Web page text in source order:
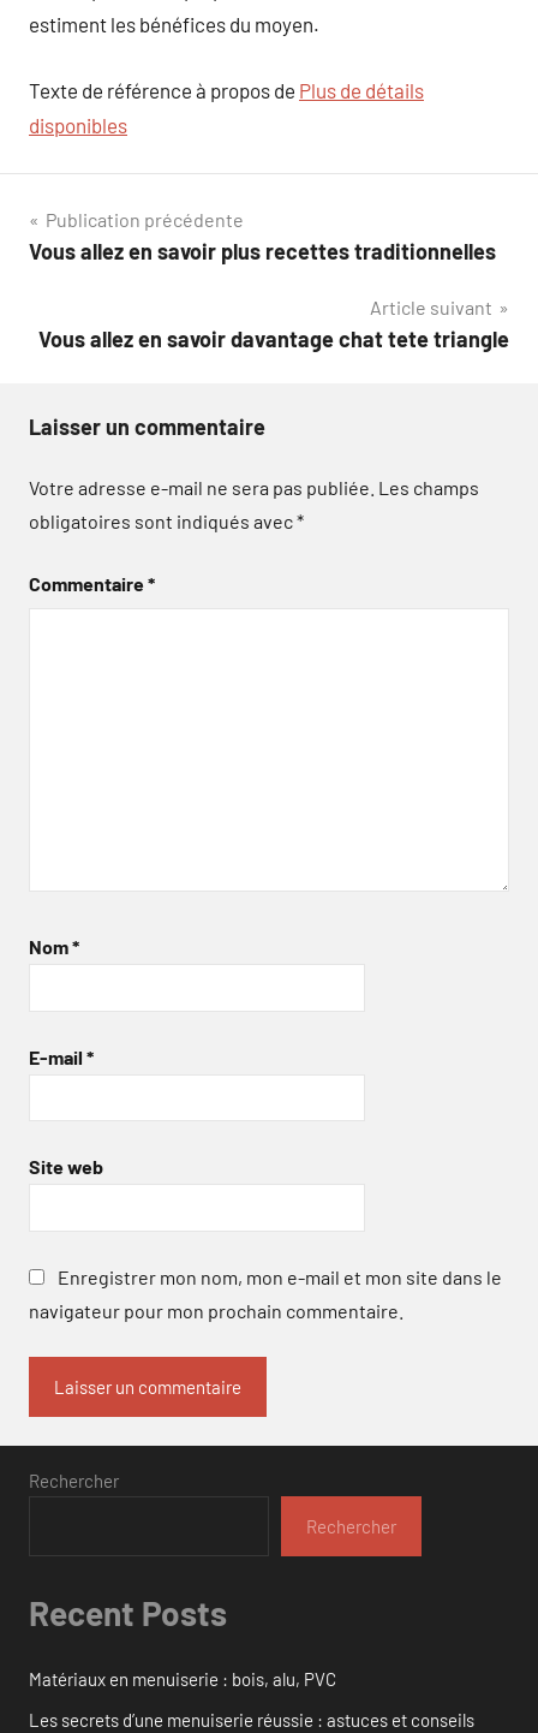
estiment les bénéfices du moyen.
Texte de référence à propos de Plus de détails
disponibles
Navigation
de
Publication précédente
Vous allez en savoir plus recettes traditionnelles
Article suivant
Vous allez en savoir davantage chat tete triangle
Laisser un commentaire
Votre adresse e-mail ne sera pas publiée. Les champs
obligatoires sont indiqués avec*
Commentaire*
Nom*
E-mail *
Site web
Enregistrer mon nom, mon e-mail et mon site dans le
navigateur pour mon prochain commentaire.
Rechercher
Rechercher
Recent Posts
Matériaux en menuiserie : bois, alu, PVC
Les secrets d’une menuiserie réussie : astuces et conseils